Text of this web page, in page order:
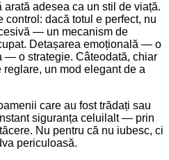
arată adesea ca un stil de viață.
control: dacă totul e perfect, nu
— un mecanism de
Detașarea emoțională — o
— o strategie. Câteodată, chiar
un mod elegant de a
care au fost trădați sau
siguranța celuilalt — prin
Nu pentru că nu iubesc, ci
periculoasă.